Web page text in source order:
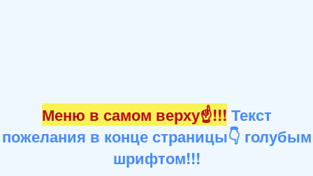
Меню в самом верху☝!!! Текст
пожелания в конце страницы👇 голубым
шрифтом!!!